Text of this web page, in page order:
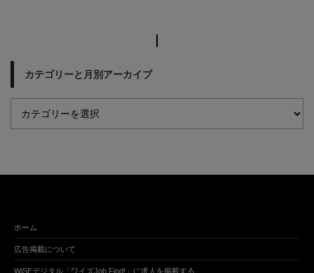
カテゴリーと月別アーカイブ
ホーム
広告掲載について
WiSEデジタル「ワイズJob Find!」に求人を掲載する